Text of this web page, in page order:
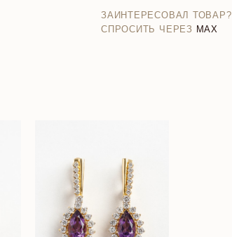
ЗАИНТЕРЕСОВАЛ ТОВАР?
СПРОСИТЬ ЧЕРЕЗ MAX